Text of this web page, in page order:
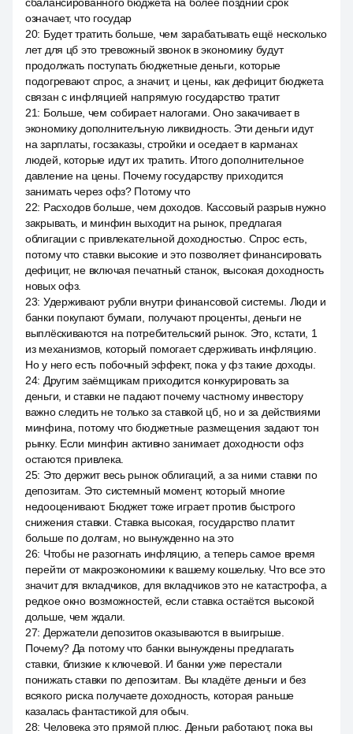
означает, что государ
20: Будет тратить больше, чем зарабатывать ещё несколько
лет для цб это тревожный звонок в экономику будут
продолжать поступать бюджетные деньги, которые
подогревают спрос, а значит, и цены, как дефицит бюджета
связан с инфляцией напрямую государство тратит
21: Больше, чем собирает налогами. Оно закачивает в
экономику дополнительную ликвидность. Эти деньги идут
на зарплаты, госзаказы, стройки и оседает в карманах
людей, которые идут их тратить. Итого дополнительное
давление на цены. Почему государству приходится
занимать через офз? Потому что
22: Расходов больше, чем доходов. Кассовый разрыв нужно
закрывать, и минфин выходит на рынок, предлагая
облигации с привлекательной доходностью. Спрос есть,
потому что ставки высокие и это позволяет финансировать
дефицит, не включая печатный станок, высокая доходность
новых офз.
23: Удерживают рубли внутри финансовой системы. Люди и
банки покупают бумаги, получают проценты, деньги не
выплёскиваются на потребительский рынок. Это, кстати, 1
из механизмов, который помогает сдерживать инфляцию.
Но у него есть побочный эффект, пока у фз такие доходы.
24: Другим заёмщикам приходится конкурировать за
деньги, и ставки не падают почему частному инвестору
важно следить не только за ставкой цб, но и за действиями
минфина, потому что бюджетные размещения задают тон
рынку. Если минфин активно занимает доходности офз
остаются привлека.
25: Это держит весь рынок облигаций, а за ними ставки по
депозитам. Это системный момент, который многие
недооценивают. Бюджет тоже играет против быстрого
снижения ставки. Ставка высокая, государство платит
больше по долгам, но вынужденно на это
26: Чтобы не разогнать инфляцию, а теперь самое время
перейти от макроэкономики к вашему кошельку. Что все это
значит для вкладчиков, для вкладчиков это не катастрофа, а
редкое окно возможностей, если ставка остаётся высокой
дольше, чем ждали.
27: Держатели депозитов оказываются в выигрыше.
Почему? Да потому что банки вынуждены предлагать
ставки, близкие к ключевой. И банки уже перестали
понижать ставки по депозитам. Вы кладёте деньги и без
всякого риска получаете доходность, которая раньше
казалась фантастикой для обыч.
28: Человека это прямой плюс. Деньги работают, пока вы